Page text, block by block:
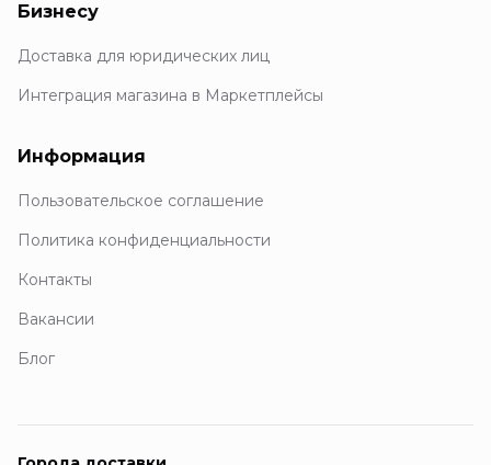
Бизнесу
Доставка для юридических лиц
Интеграция магазина в Маркетплейсы
Информация
Пользовательское соглашение
Политика конфиденциальности
Контакты
Вакансии
Блог